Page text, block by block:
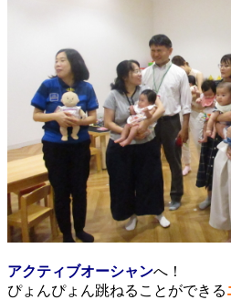
アクティブオーシャンへ！
ぴょんぴょん跳ねることができる